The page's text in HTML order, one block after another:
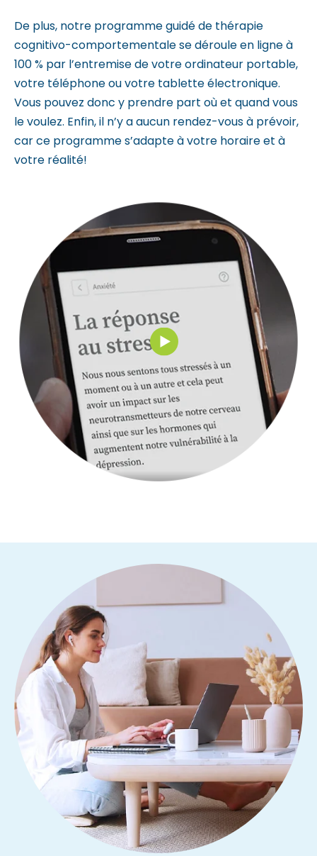
De plus, notre programme guidé de thérapie
cognitivo-comportementale se déroule en ligne à
100 % par l’entremise de votre ordinateur portable,
votre téléphone ou votre tablette électronique.
Vous pouvez donc y prendre part où et quand vous
le voulez. Enfin, il n’y a aucun rendez-vous à prévoir,
car ce programme s’adapte à votre horaire et à
votre réalité!